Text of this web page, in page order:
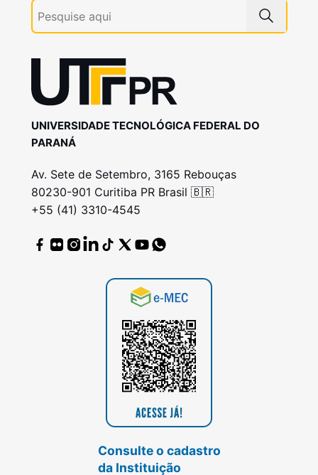
UNIVERSIDADE TECNOLÓGICA FEDERAL DO
PARANÁ
Av. Sete de Setembro, 3165 Rebouças
80230-901 Curitiba PR Brasil 🇧🇷
+55 (41) 3310-4545
Consulte o cadastro
da Instituição